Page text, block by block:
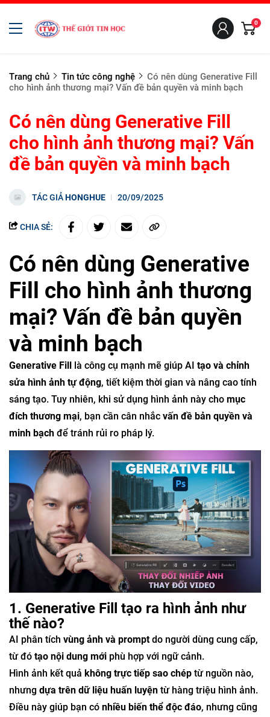
0
Trang chủ Tin tức công nghệ
Có nên dùng Generative Fill
cho hình ảnh thương mại? Vấn đề bản quyền và minh bạch
Có nên dùng Generative Fill
cho hình ảnh thương mại? Vấn
đề bản quyền và minh bạch
TÁC GIẢHONGHUE 20/09/2025
CHIA SẺ:
Có nên dùng Generative
Fill cho hình ảnh thương
mại? Vấn đề bản quyền
và minh bạch
Generative Fill là công cụ mạnh mẽ giúp AI tạo và chỉnh
sửa hình ảnh tự động, tiết kiệm thời gian và nâng cao tính
sáng tạo. Tuy nhiên, khi sử dụng hình ảnh này cho mục
đích thương mại, bạn cần cân nhắc vấn đề bản quyền và
minh bạch để tránh rủi ro pháp lý.
1. Generative Fill tạo ra hình ảnh như
thế nào?
AI phân tích vùng ảnh và promptdo người dùng cung cấp,
từ đó tạo nội dung mới phù hợp với ngữ cảnh.
Hình ảnh kết quả không trực tiếp sao chép từ nguồn nào,
nhưng dựa trên dữ liệu huấn luyện từ hàng triệu hình ảnh.
Điều này giúp bạn có nhiều biến thể độc đáo, nhưng cũng